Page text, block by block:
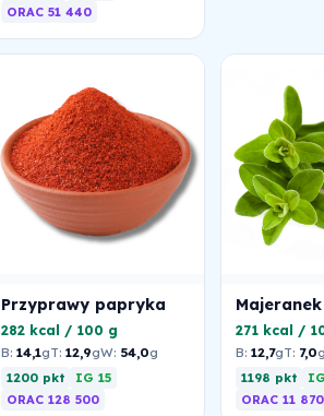
ORAC 51 440
Przyprawy papryka
282 kcal / 100 g
B: 14,1gT: 12,9gW: 54,0g
1200 pkt
IG 15
ORAC 128 500
271 kcal /
B:12,7gT: 7,0
1198 pkt
ORAC 11 870